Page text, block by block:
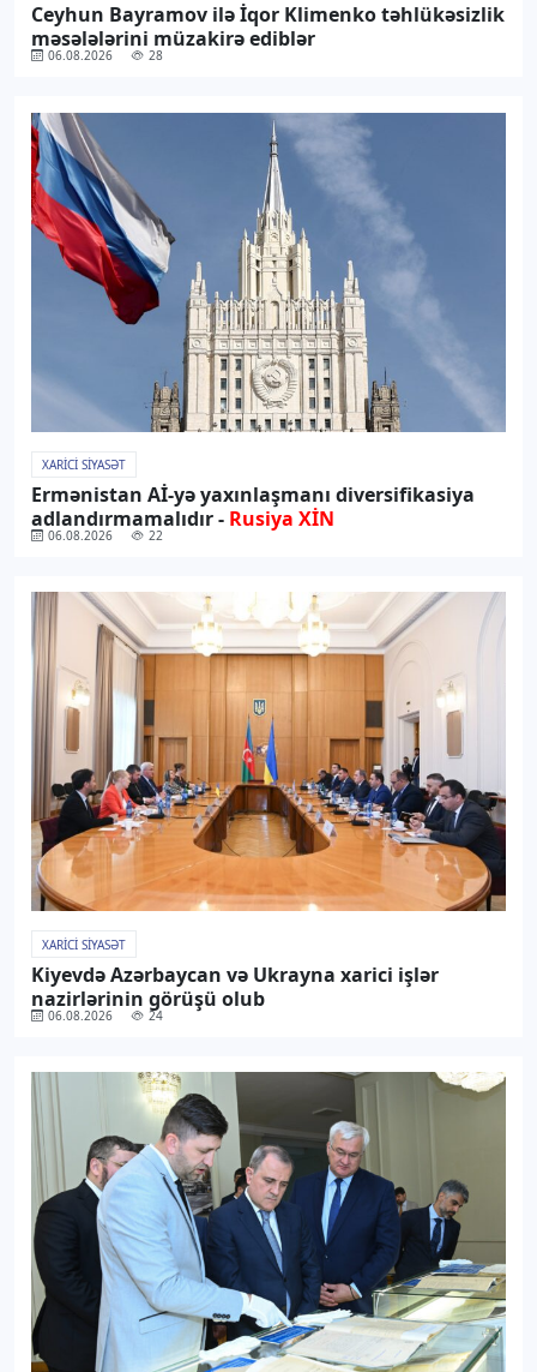
Ceyhun Bayramov ilə İqor Klimenko təhlükəsizlik
məsələlərini müzakirə ediblər
06.08.2026 28
XARICI SIYASƏT
Ermənistan Aİ-yə yaxınlaşmanı diversifikasiya
adlandırmamalıdır - Rusiya XİN
06.08.2026 22
XARICI SIYASƏT
Kiyevdə Azərbaycan və Ukrayna xarici işlər
nazirlərinin görüşü olub
06.08.2026 24